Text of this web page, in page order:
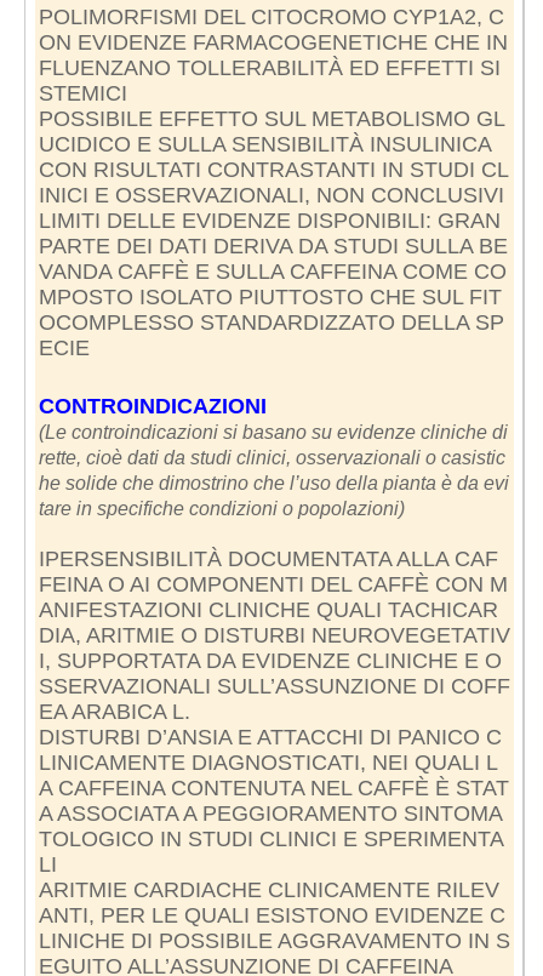
POLIMORFISMI DEL CITOCROMO CYP1A2, C
ON EVIDENZE FARMACOGENETICHE CHE IN
FLUENZANO TOLLERABILITÀ ED EFFETTI SI
STEMICI
POSSIBILE EFFETTO SUL METABOLISMO GL
UCIDICO E SULLA SENSIBILITÀ INSULINICA
CON RISULTATI CONTRASTANTI IN STUDI CL
INICI E OSSERVAZIONALI, NON CONCLUSIVI
LIMITI DELLE EVIDENZE DISPONIBILI: GRAN
PARTE DEI DATI DERIVA DA STUDI SULLA BE
VANDA CAFFÈ E SULLA CAFFEINA COME CO
MPOSTO ISOLATO PIUTTOSTO CHE SUL FIT
OCOMPLESSO STANDARDIZZATO DELLA SP
ECIE
CONTROINDICAZIONI
(Le controindicazioni si basano su evidenze cliniche di
rette, cioè dati da studi clinici, osservazionali o casistic
he solide che dimostrino che l’uso della pianta è da evi
tare in specifiche condizioni o popolazioni)
IPERSENSIBILITÀ DOCUMENTATA ALLA CAF
FEINA O AI COMPONENTI DEL CAFFÈ CON M
ANIFESTAZIONI CLINICHE QUALI TACHICAR
DIA, ARITMIE O DISTURBI NEUROVEGETATIV
I, SUPPORTATA DA EVIDENZE CLINICHE E O
SSERVAZIONALI SULL’ASSUNZIONE DI COFF
EA ARABICA L.
DISTURBI D’ANSIA E ATTACCHI DI PANICO C
LINICAMENTE DIAGNOSTICATI, NEI QUALI L
A CAFFEINA CONTENUTA NEL CAFFÈ È STAT
A ASSOCIATA A PEGGIORAMENTO SINTOMA
TOLOGICO IN STUDI CLINICI E SPERIMENTA
LI
ARITMIE CARDIACHE CLINICAMENTE RILEV
ANTI, PER LE QUALI ESISTONO EVIDENZE C
LINICHE DI POSSIBILE AGGRAVAMENTO IN S
EGUITO ALL’ASSUNZIONE DI CAFFEINA